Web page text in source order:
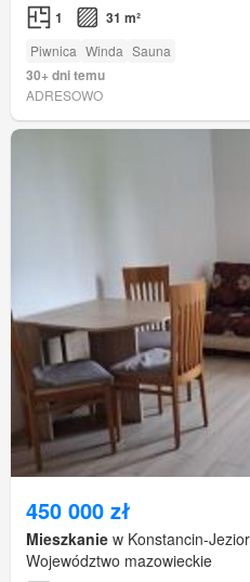
1 31 m²
Piwnica Winda Sauna
30+ dni temu
ADRESOWO
450 000 zł
Mieszkanie w Konstancin-
Województwo mazowieckie